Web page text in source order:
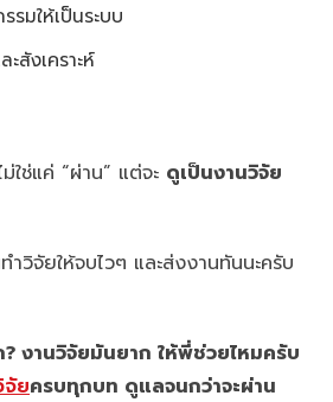
มให้เป็นระบบ
ะสังเคราะห์
ช่แค่ “ผ่าน” แต่จะ ดูเป็นงานวิจัย
ำวิจัยให้จบไวๆ และส่งงานทันนะครับ
งานวิจัยมันยาก ให้พี่ช่วยไหมครับ
จัยครบทุกบท ดูแลจนกว่าจะผ่าน